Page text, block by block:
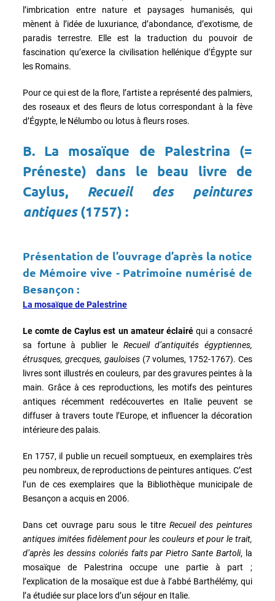
l’imbrication entre nature et paysages humanisés, qui
mènent à l’idée de luxuriance, d’abondance, d’exotisme, de
paradis terrestre. Elle est la traduction du pouvoir de
fascination qu’exerce la civilisation hellénique d’Égypte sur
les Romains.
Pour ce qui est de la flore, l’artiste a représenté des palmiers,
des roseaux et des fleurs de lotus correspondant à la fève
d’Égypte, le Nélumbo ou lotus à fleurs roses.
B. La mosaïque de Palestrina (=
Préneste) dans le beau livre de
Caylus, Recueil des peintures
antiques(1757) :
Présentation de l’ouvrage d’après la notice
de Mémoire vive - Patrimoine numérisé de
Besançon :
La mosaïque de Palestrine
Le comte de Caylus est un amateur éclairéqui a consacré
sa fortune à publier le Recueil d’antiquités égyptiennes,
étrusques, grecques, gauloises(7 volumes, 1752-1767). Ces
livres sont illustrés en couleurs, par des gravures peintes à la
main. Grâce à ces reproductions, les motifs des peintures
antiques récemment redécouvertes en Italie peuvent se
diffuser à travers toute l’Europe, et influencer la décoration
intérieure des palais.
En 1757, il publie un recueil somptueux, en exemplaires très
peu nombreux, de reproductions de peintures antiques. C’est
l’un de ces exemplaires que la Bibliothèque municipale de
Besançon a acquis en 2006.
Dans cet ouvrage paru sous le titre Recueil des peintures
antiques imitées fidèlement pour les couleurs et pour le trait,
d’après les dessins coloriés faits par Pietro Sante Bartoli, la
mosaïque de Palestrina occupe une partie à part ;
l’explication de la mosaïque est due à l’abbé Barthélémy, qui
l’a étudiée sur place lors d’un séjour en Italie.